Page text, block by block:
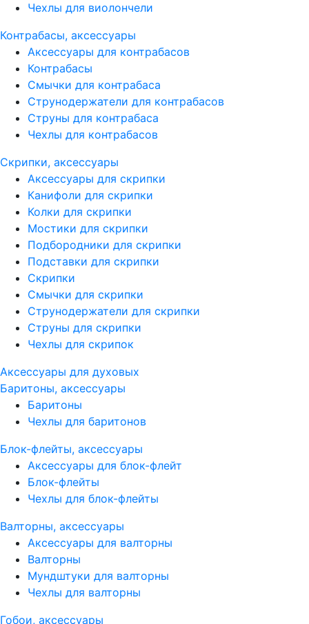
Чехлы для виолончели
Контрабасы, аксессуары
Аксессуары для контрабасов
Контрабасы
Смычки для контрабаса
Струнодержатели для контрабасов
Струны для контрабаса
Чехлы для контрабасов
Скрипки, аксессуары
Аксессуары для скрипки
Канифоли для скрипки
Колки для скрипки
Мостики для скрипки
Подбородники для скрипки
Подставки для скрипки
Скрипки
Смычки для скрипки
Струнодержатели для скрипки
Струны для скрипки
Чехлы для скрипок
Аксессуары для духовых
Баритоны, аксессуары
Баритоны
Чехлы для баритонов
Блок-флейты, аксессуары
Аксессуары для блок-флейт
Блок-флейты
Чехлы для блок-флейты
Валторны, аксессуары
Аксессуары для валторны
Валторны
Мундштуки для валторны
Чехлы для валторны
Гобои, аксессуары